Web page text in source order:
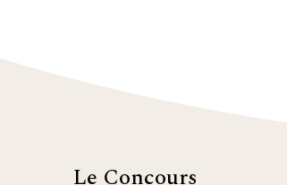
Le Concours